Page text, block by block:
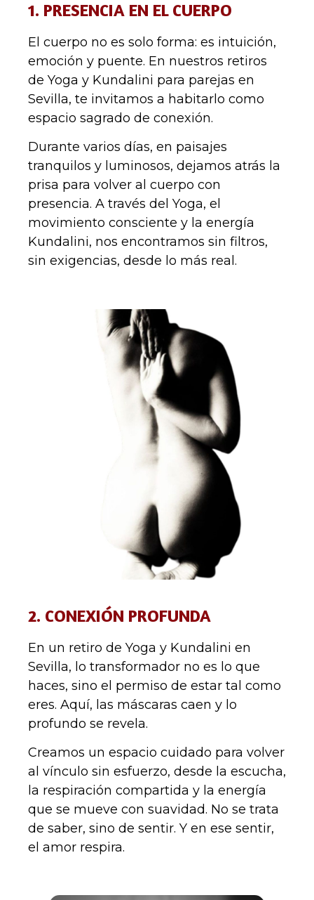
1. PRESENCIA EN EL CUERPO
El cuerpo no es solo forma: es intuición,
emoción y puente. En nuestros retiros
de Yoga y Kundalini para parejas en
Sevilla, te invitamos a habitarlo como
espacio sagrado de conexión.
Durante varios días, en paisajes
tranquilos y luminosos, dejamos atrás la
prisa para volver al cuerpo con
presencia. A través del Yoga, el
movimiento consciente y la energía
Kundalini, nos encontramos sin filtros,
sin exigencias, desde lo más real.
2. CONEXIÓN PROFUNDA
En un retiro de Yoga y Kundalini en
Sevilla, lo transformador no es lo que
haces, sino el permiso de estar tal como
eres. Aquí, las máscaras caen y lo
profundo se revela.
Creamos un espacio cuidado para volver
al vínculo sin esfuerzo, desde la escucha,
la respiración compartida y la energía
que se mueve con suavidad. No se trata
de saber, sino de sentir. Y en ese sentir,
el amor respira.